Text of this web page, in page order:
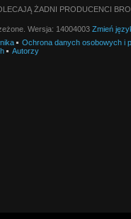
ŻADNI PRODUCENCI
Wersja: 14004003 Zmień
Ochrona danych osobowych i
Autorzy